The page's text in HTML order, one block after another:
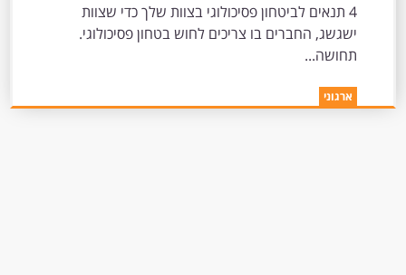
4 תנאים לביטחון פסיכולוגי בצוות שלך כדי שצוות
ישגשג, החברים בו צריכים לחוש בטחון פסיכולוגי.
תחושה...
ארגוני